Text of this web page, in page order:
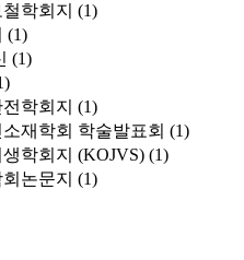
학회지 (1)
(1)
(1)
학회지 (1)
재학회 학술발표회 (1)
학회지 (KOJVS) (1)
논문지 (1)